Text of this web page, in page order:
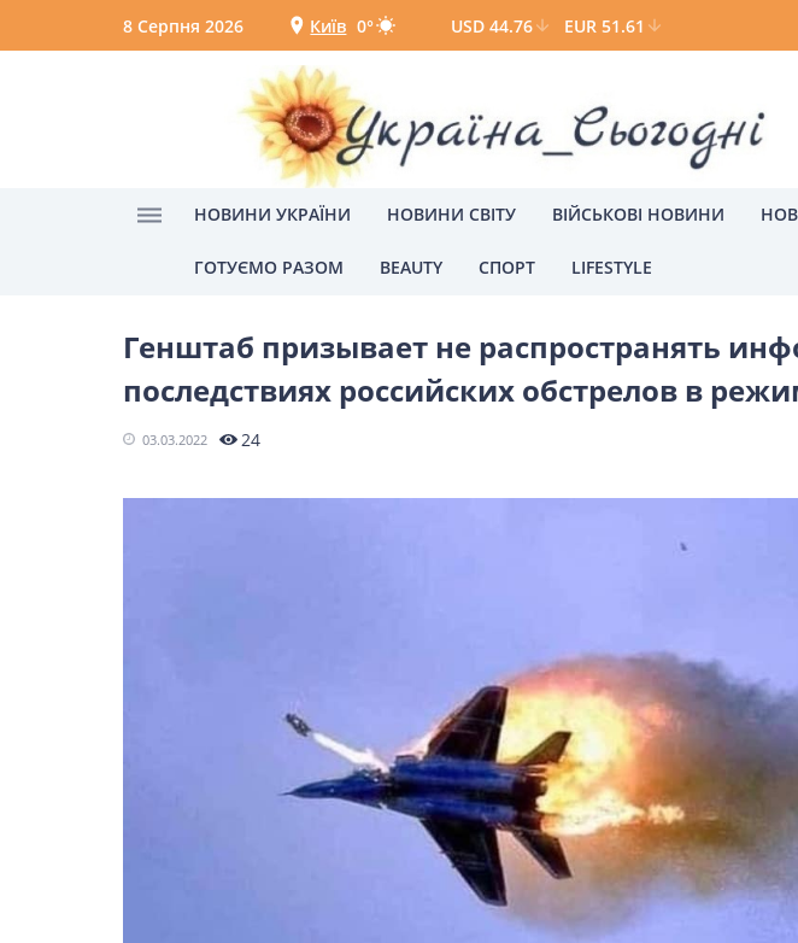
8 Серпня 2026 Київ 0°
Київ
USD 44.76 EUR 51.61
НОВИНИ УКРАЇНИ НОВИНИ СВІТУ ВІЙСЬКОВІ НОВИНИ
ГОТУЄМО РАЗОМ BEAUTY СПОРТ LIFESTYLE
Головні новини Політика
НОВИНИ КУЛЬТУРИ
Генштаб призывает не распространять
последствиях российских обстрелов в
времени
03.03.2022 24